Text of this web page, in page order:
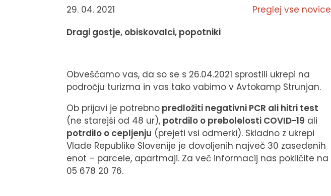
29. 04. 2021
Preglej vse novice
Dragi gostje, obiskovalci, popotniki
Obveščamo vas, da so se s 26.04.2021 sprostili ukrepi na
področju turizma in vas tako vabimo v Avtokamp Strunjan.
Ob prijavi je potrebno predložiti negativni PCR ali hitri test
(ne starejši od 48 ur), potrdilo o prebolelosti COVID-19 ali
potrdilo o cepljenju (prejeti vsi odmerki). Skladno z ukrepi
Vlade Republike Slovenije je dovoljenih največ 30 zasedenih
enot – parcele, apartmaji. Za več informacij nas pokličite na
05 678 20 76.